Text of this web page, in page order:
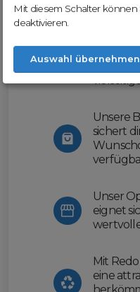
Unsere
sichert
Unser
eignet
Mit
eine
Mit diesem Schalter
deaktivieren.
Auswahl übernehmen